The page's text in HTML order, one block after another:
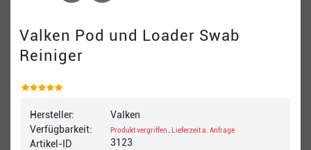
Valken Pod und Loader Swab
Reiniger
Hersteller:
Verfügbarkeit:
Artikel-ID
Valken
Produkt vergriffen , Lieferzeit a. Anfrage
3123